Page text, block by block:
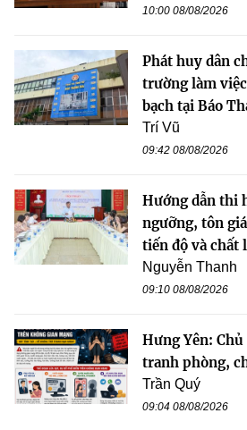
10:00 08/08/2026
Phát huy dân
trường làm
bạch tại Báo
Trí Vũ
09:42 08/08/2026
Hướng dẫn thi
ngưỡng, tôn
tiến độ và chất
Nguyễn Thanh
09:10 08/08/2026
Hưng Yên:
tranh phòng,
Trần Quý
09:04 08/08/2026